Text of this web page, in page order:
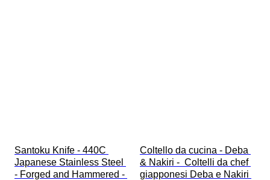
Santoku Knife - 440C
Japanese Stainless Steel
- Forged and Hammered -
Coltello da cucina - Deba
& Nakiri -  Coltelli da chef
giapponesi Deba e Nakiri